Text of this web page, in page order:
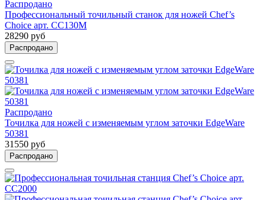
Распродано
Профессиональный точильный станок для ножей Chef’s
Choice арт. CC130M
28290 руб
Распродано
Распродано
Точилка для ножей с изменяемым углом заточки EdgeWare
50381
31550 руб
Распродано